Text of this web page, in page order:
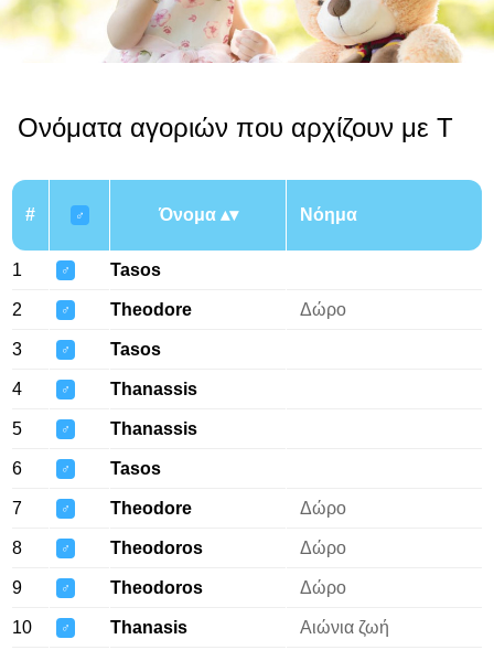
Ονόματα αγοριών που αρχίζουν με T
# ♂ Όνομα Νόημα
1 ♂ Tasos
2 ♂ Theodore Δώρο
3 ♂ Tasos
4 ♂ Thanassis
5 ♂ Thanassis
6 ♂ Tasos
7 ♂ Theodore Δώρο
8 ♂ Theodoros Δώρο
9 ♂ Theodoros Δώρο
10 ♂ Thanasis Αιώνια ζωή